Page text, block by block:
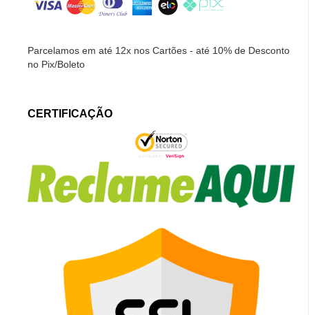
Parcelamos em até 12x nos Cartões - até 10% de Desconto
no Pix/Boleto
CERTIFICAÇÃO